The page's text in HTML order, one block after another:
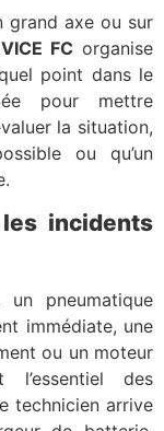
grand axe ou sur
FC organise
point dans le
pour mettre
la situation,
ou qu’un
incidents
pneumatique
immédiate, une
ou un moteur
l’essentiel des
technicien arrive